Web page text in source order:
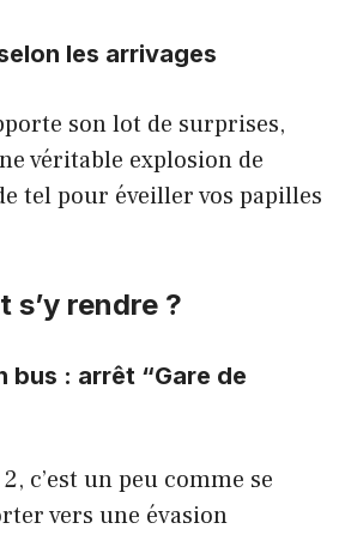
les arrivages
son lot de surprises,
véritable explosion de
tel pour éveiller vos papilles
s’y rendre ?
bus : arrêt “Gare de
c’est un peu comme se
vers une évasion